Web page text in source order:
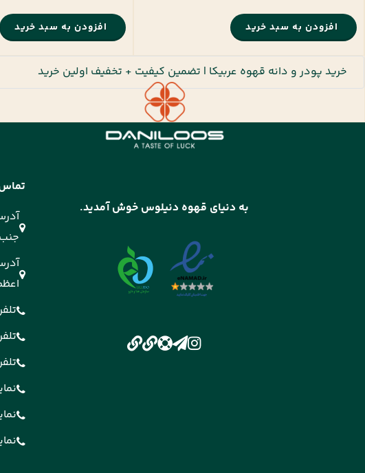
افزودن به سبد خرید افزودن به سبد خرید
خرید پودر و دانه قهوه عربیکا | تضمین کیفیت + تخفیف اولین خرید
به دنیای قهوه دنیلوس خوش آمدید.
جنب
اعظم 77، خیابان 77/12، پلاک